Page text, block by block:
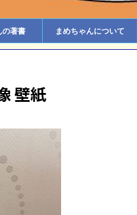
の著書 まめちゃんについて
壁紙